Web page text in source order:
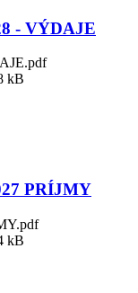
- VÝDAJE
kB
PRÍJMY
kB